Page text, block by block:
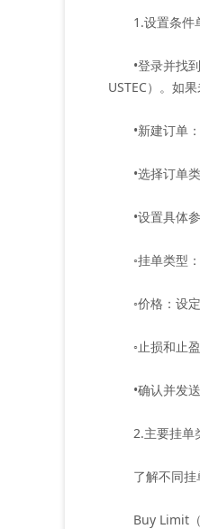
1.设置条件
•登录并找到
USTEC）。如
•新建订单：
•选择订单类
•设置具体参
◦挂单类型：
◦价格：设定
◦止损和止盈
•确认并发送
2.主要挂单
了解不同挂单
Buy Limit（限